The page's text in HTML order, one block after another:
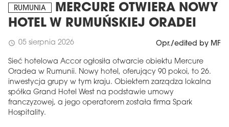
RUMUNIA
MERCURE OTWIERA NOWY
HOTEL W RUMUŃSKIEJ ORADEI
schedule 05 sierpnia 2026 Opr./edited by MF
Sieć hotelowa Accor ogłosiła otwarcie obiektu Mercure
Oradea w Rumunii. Nowy hotel, oferujący 90 pokoi, to 26.
inwestycja grupy w tym kraju. Obiektem zarządza lokalna
spółka Grand Hotel West na podstawie umowy
franczyzowej, a jego operatorem została firma Spark
Hospitality.